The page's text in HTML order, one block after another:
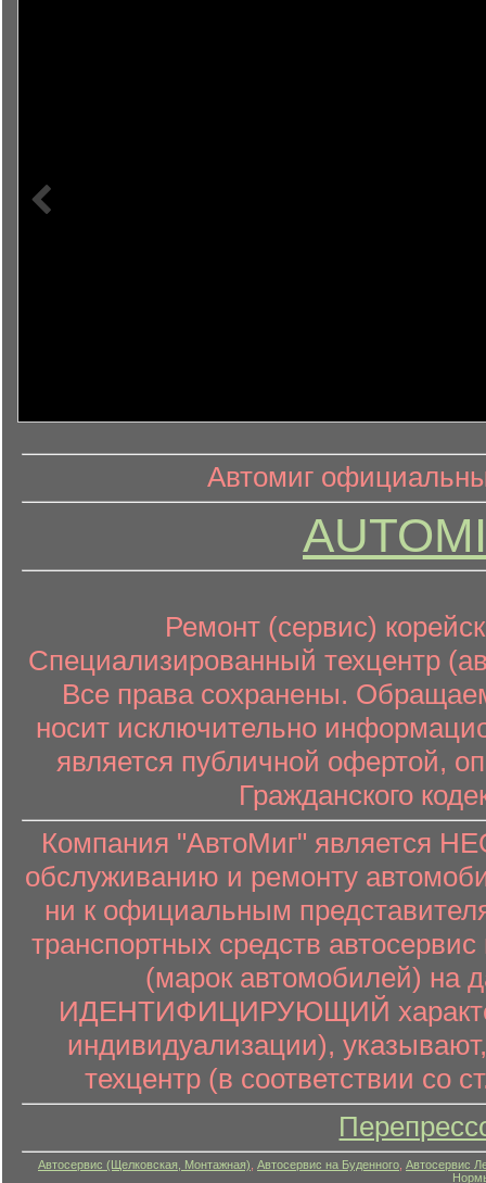
информационный контент
Автомиг
Ремонт (сервис)
Специализированный техцентр
Все права сохранены.
носит исключительно
является публичной офертой,
Гражданского
Компания "АвтоМиг" является
обслуживанию и ремонту
ни к официальным
транспортных средств
(марок автомобилей) на
ИДЕНТИФИЦИРУЮЩИЙ характер
индивидуализации),
техцентр (в соответствии со
Автосервис (Щелковская, Монтажная) Автосервис на Буденного Автосервис